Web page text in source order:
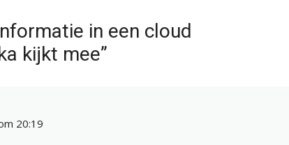
in een cloud
kijkt mee”
20:19